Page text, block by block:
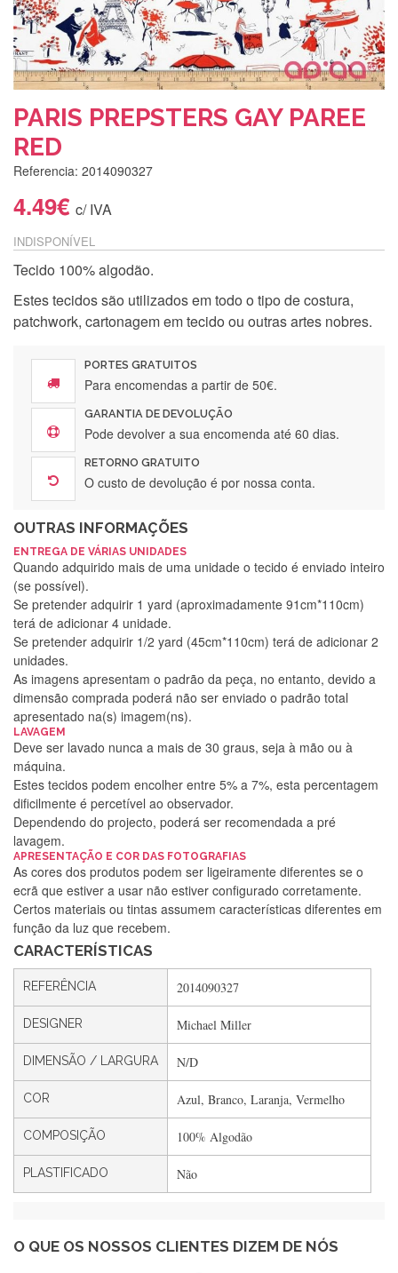
PARIS PREPSTERS GAY PAREE
RED
Referencia: 2014090327
4.49€ c/ IVA
INDISPONÍVEL
Tecido 100% algodão.
Estes tecidos são utilizados em todo o tipo de costura,
patchwork, cartonagem em tecido ou outras artes nobres.
PORTES GRATUITOS
Para encomendas a partir de 50€.
GARANTIA DE DEVOLUÇÃO
Pode devolver a sua encomenda até 60 dias.
RETORNO GRATUITO
O custo de devolução é por nossa conta.
OUTRAS INFORMAÇÕES
ENTREGA DE VÁRIAS UNIDADES
Quando adquirido mais de uma unidade o tecido é enviado inteiro
(se possível).
Se pretender adquirir 1 yard (aproximadamente 91cm*110cm)
terá de adicionar 4 unidade.
Se pretender adquirir 1/2 yard (45cm*110cm) terá de adicionar 2
unidades.
As imagens apresentam o padrão da peça, no entanto, devido a
dimensão comprada poderá não ser enviado o padrão total
apresentado na(s) imagem(ns).
LAVAGEM
Deve ser lavado nunca a mais de 30 graus, seja à mão ou à
máquina.
Estes tecidos podem encolher entre 5% a 7%, esta percentagem
dificilmente é percetível ao observador.
Dependendo do projecto, poderá ser recomendada a pré
lavagem.
APRESENTAÇÃO E COR DAS FOTOGRAFIAS
As cores dos produtos podem ser ligeiramente diferentes se o
ecrã que estiver a usar não estiver configurado corretamente.
Certos materiais ou tintas assumem características diferentes em
função da luz que recebem.
CARACTERÍSTICAS
REFERÊNCIA 2014090327
DESIGNER Michael Miller
DIMENSÃO / LARGURA N/D
COR Azul, Branco, Laranja, Vermelho
COMPOSIÇÃO 100% Algodão
PLASTIFICADO Não
O QUE OS NOSSOS CLIENTES DIZEM DE NÓS
Silvia Lopes
Encomenda direitinha. Rapidez e segurança. Volto a
encomendar.
Silvia André
Gostei ,Serviço bastante rápido. recomendo
Filipa Freire
Rápido, atendimento 5*. Hoje chegará a segunda encomenda
feita de muitas certamente❤️
estrelas